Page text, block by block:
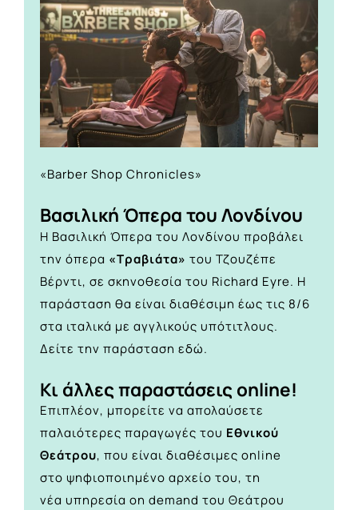
«Barber Shop Chronicles»
Βασιλική Όπερα του Λονδίνου
H Βασιλική Όπερα του Λονδίνου προβάλει
την όπερα «Τραβιάτα» του Τζουζέπε
Βέρντι, σε σκηνοθεσία του Richard Eyre. Η
παράσταση θα είναι διαθέσιμη έως τις 8/6
στα ιταλικά με αγγλικούς υπότιτλους.
Δείτε την παράσταση εδώ.
Κι άλλες παραστάσεις online!
Επιπλέον, μπορείτε να απολαύσετε
παλαιότερες παραγωγές του Εθνικού
Θεάτρου, που είναι διαθέσιμες online
στο ψηφιοποιημένο αρχείο του, τη
νέα υπηρεσία on demand του Θεάτρου